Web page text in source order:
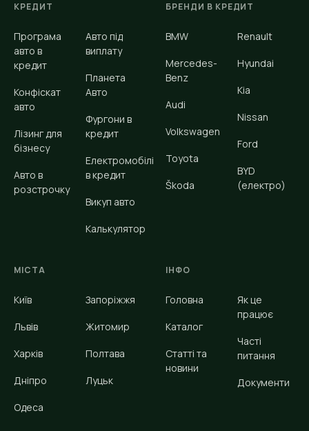
КРЕДИТ
Програма
авто в
кредит
Конфіскат
авто
Лізинг для
бізнесу
Авто в
розстрочку
Авто під
виплату
Планета
Авто
Фургони в
кредит
Електромобілі
в кредит
Викуп авто
Калькулятор
БРЕНДИ В КРЕДИТ
BMW
Mercedes-
Benz
Audi
Volkswagen
Toyota
Škoda
Renault
Hyundai
Kia
Nissan
Ford
BYD
(електро)
МІСТА
Київ
Львів
Харків
Дніпро
Одеса
Запоріжжя
Житомир
Полтава
Луцьк
ІНФО
Головна
Каталог
Статті та
новини
Як це
працює
Часті
питання
Документи